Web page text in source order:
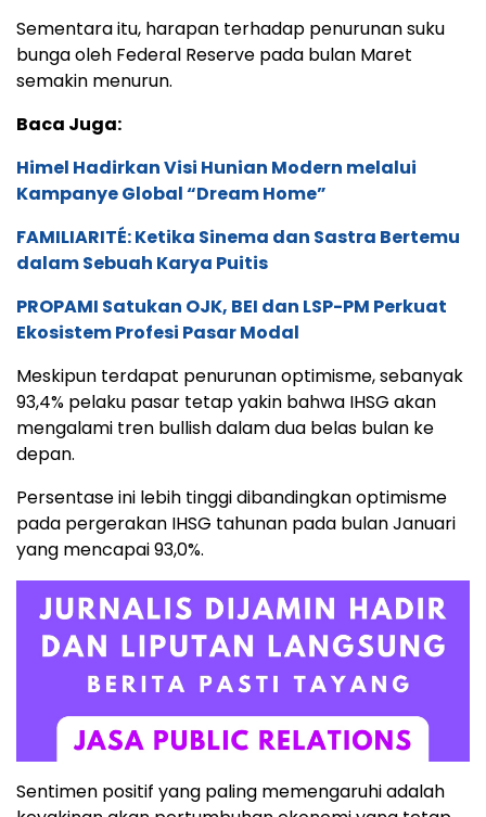
Sementara itu, harapan terhadap penurunan suku
bunga oleh Federal Reserve pada bulan Maret
semakin menurun.
Baca Juga:
Himel Hadirkan Visi Hunian Modern melalui
Kampanye Global “Dream Home”
FAMILIARITÉ: Ketika Sinema dan Sastra Bertemu
dalam Sebuah Karya Puitis
PROPAMI Satukan OJK, BEI dan LSP-PM Perkuat
Ekosistem Profesi Pasar Modal
Meskipun terdapat penurunan optimisme, sebanyak
93,4% pelaku pasar tetap yakin bahwa IHSG akan
mengalami tren bullish dalam dua belas bulan ke
depan.
Persentase ini lebih tinggi dibandingkan optimisme
pada pergerakan IHSG tahunan pada bulan Januari
yang mencapai 93,0%.
Sentimen positif yang paling memengaruhi adalah